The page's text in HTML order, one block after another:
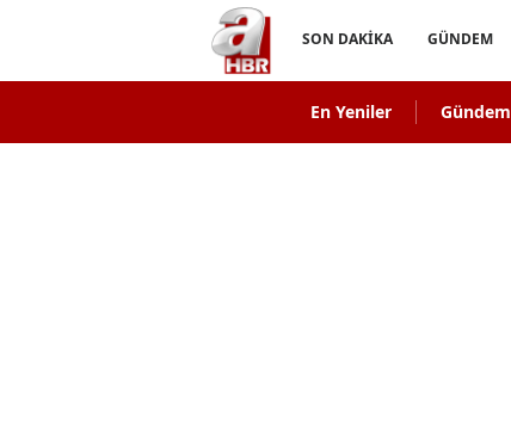
SON DAKİKA GÜNDEM
En Yeniler Gündem